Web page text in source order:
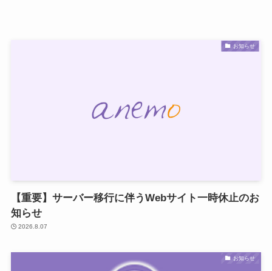
お知らせ
【重要】サーバー移行に伴うWebサイト一時休止のお
知らせ
2026.8.07
お知らせ